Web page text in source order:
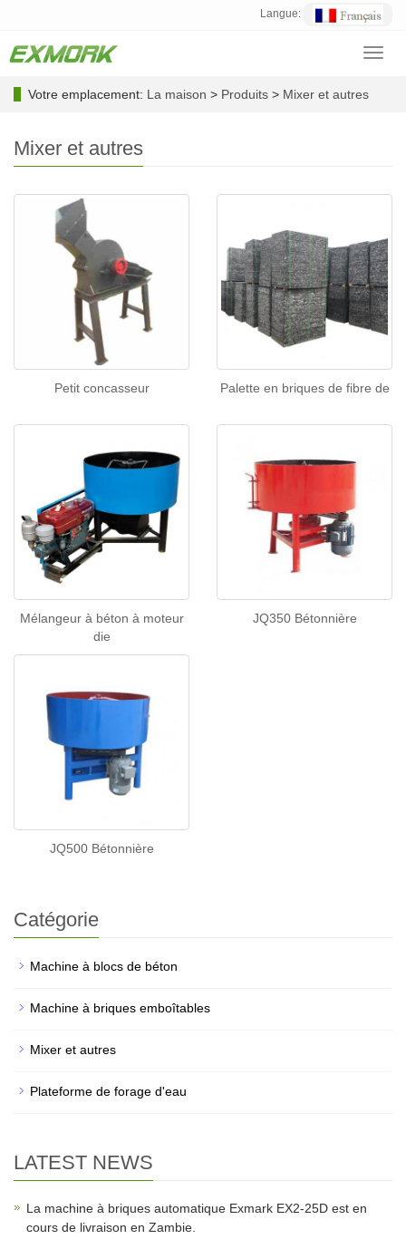
Langue:
Votre emplacement: La maison > Produits > Mixer et autres
Mixer et autres
Petit concasseur Palette en briques de fibre de
Mélangeur à béton à moteur
die
JQ350 Bétonnière
JQ500 Bétonnière
Catégorie
Machine à blocs de béton
Machine à briques emboîtables
Mixer et autres
Plateforme de forage d'eau
LATEST NEWS
La machine à briques automatique Exmark EX2-25D est en
cours de livraison en Zambie.